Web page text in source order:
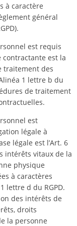
à caractère
général
est requis
est la
traitement des
1 lettre b du
de traitement
est
légale à
légale est l’Art. 6
intérêts vitaux de la
physique
à caractères
lettre d du RGPD.
des intérêts de
droits
la personne